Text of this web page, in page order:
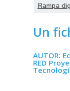
Rampa
Un
AUTOR:
RED